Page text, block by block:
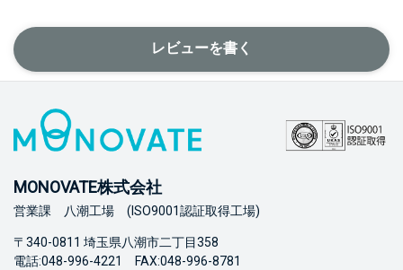
レビューを書く
MONOVATE株式会社
営業課 八潮工場 (ISO9001認証取得工場)
〒340-0811 埼玉県八潮市二丁目358
電話:048-996-4221 FAX:048-996-8781